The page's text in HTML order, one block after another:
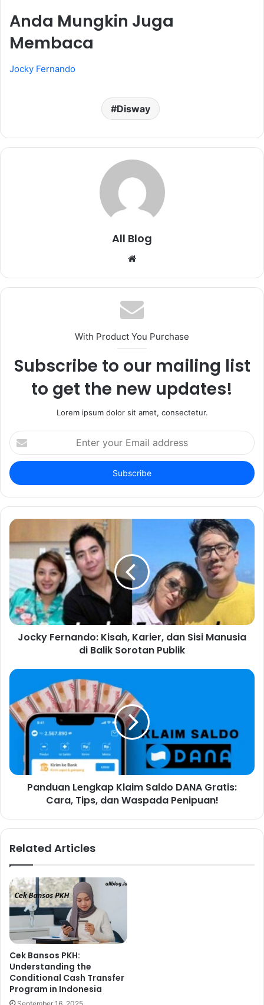
Anda Mungkin Juga
Membaca
Jocky Fernando
Disway
All Blog
Website
With Product You Purchase
Subscribe to our mailing list
to get the new updates!
Lorem ipsum dolor sit amet, consectetur.
Enter
your
Email
address
Jocky Fernando: Kisah, Karier, dan Sisi Manusia
di Balik Sorotan Publik
Panduan Lengkap Klaim Saldo DANA Gratis:
Cara, Tips, dan Waspada Penipuan!
Related Articles
Cek Bansos PKH:
Understanding the
Conditional Cash Transfer
Program in Indonesia